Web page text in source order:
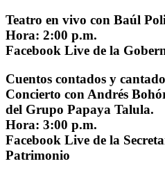
Teatro en vivo con Baúl
Hora: 2:00 p.m.
Facebook Live de la
Cuentos contados y
Concierto con Andrés
del Grupo Papaya Talula.
Hora: 3:00 p.m.
Facebook Live de la
Patrimonio